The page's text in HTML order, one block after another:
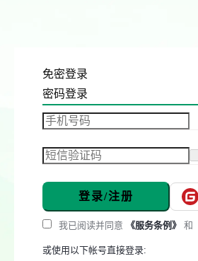
免密登录
密码登录
登录/注册
我已阅读并同意 《服务条例》 和
或使用以下帐号直接登录: